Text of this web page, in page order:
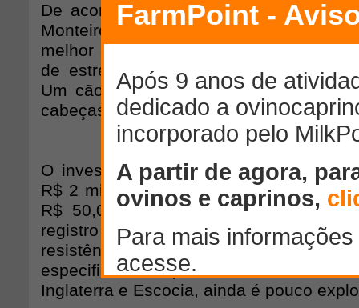
De acordo com o vice-presidente da
Monteiro, “os animais pastoreados
melhor comparado ao manejo humano.
de estresse, há um aumento da
Um cão consegue pastorear até 300
cabeças de gado, em até mil metros de
O investimento para aquisição do
R$ 2 mil e a média de custo mensal
R$ 50,00 para compra de ração. A
registro de problemas de saúde.
resistência”, comenta Marcelo. A raça
especificamente para esse trabalho,
Inglaterra e Escocia, ainda é pouco